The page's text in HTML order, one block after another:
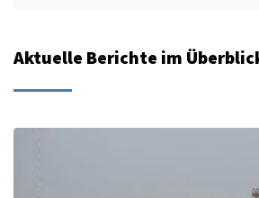
Aktuelle Berichte im